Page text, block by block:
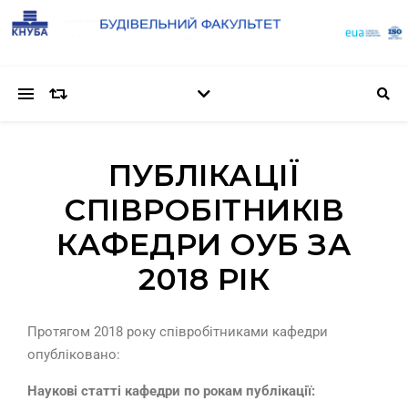
ПУБЛІКАЦІЇ
СПІВРОБІТНИКІВ
КАФЕДРИ ОУБ ЗА
2018 РІК
Протягом 2018 року співробітниками кафедри
опубліковано:
Наукові статті кафедри по рокам публікації: